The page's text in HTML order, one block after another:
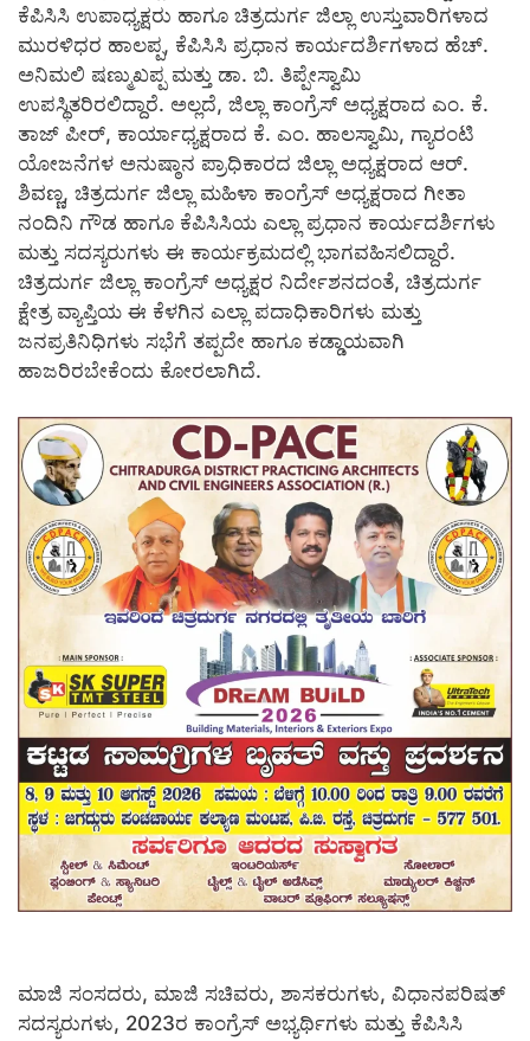
ಕೆಪಿಸಿಸಿ ಉಪಾಧ್ಯಕ್ಷರು ಹಾಗೂ ಚಿತ್ರದುರ್ಗ ಜಿಲ್ಲಾ ಉಸ್ತುವಾರಿಗಳಾದ
ಮುರಳಿಧರ ಹಾಲಪ್ಪ, ಕೆಪಿಸಿಸಿ ಪ್ರಧಾನ ಕಾರ್ಯದರ್ಶಿಗಳಾದ ಹೆಚ್.
ಅನಿಮಲಿ ಷಣ್ಮುಖಪ್ಪ ಮತ್ತು ಡಾ. ಬಿ. ತಿಪ್ಪೇಸ್ವಾಮಿ
ಉಪಸ್ಥಿತರಿರಲಿದ್ದಾರೆ. ಅಲ್ಲದೆ, ಜಿಲ್ಲಾ ಕಾಂಗ್ರೆಸ್ ಅಧ್ಯಕ್ಷರಾದ ಎಂ. ಕೆ.
ತಾಜ್‌ ಪೀರ್, ಕಾರ್ಯಾಧ್ಯಕ್ಷರಾದ ಕೆ. ಎಂ. ಹಾಲಸ್ವಾಮಿ, ಗ್ಯಾರಂಟಿ
ಯೋಜನೆಗಳ ಅನುಷ್ಠಾನ ಪ್ರಾಧಿಕಾರದ ಜಿಲ್ಲಾ ಅಧ್ಯಕ್ಷರಾದ ಆರ್.
ಶಿವಣ್ಣ, ಚಿತ್ರದುರ್ಗ ಜಿಲ್ಲಾ ಮಹಿಳಾ ಕಾಂಗ್ರೆಸ್ ಅಧ್ಯಕ್ಷರಾದ ಗೀತಾ
ನಂದಿನಿ ಗೌಡ ಹಾಗೂ ಕೆಪಿಸಿಸಿಯ ಎಲ್ಲಾ ಪ್ರಧಾನ ಕಾರ್ಯದರ್ಶಿಗಳು
ಮತ್ತು ಸದಸ್ಯರುಗಳು ಈ ಕಾರ್ಯಕ್ರಮದಲ್ಲಿ ಭಾಗವಹಿಸಲಿದ್ದಾರೆ.
ಚಿತ್ರದುರ್ಗ ಜಿಲ್ಲಾ ಕಾಂಗ್ರೆಸ್ ಅಧ್ಯಕ್ಷರ ನಿರ್ದೇಶನದಂತೆ, ಚಿತ್ರದುರ್ಗ
ಕ್ಷೇತ್ರ ವ್ಯಾಪ್ತಿಯ ಈ ಕೆಳಗಿನ ಎಲ್ಲಾ ಪದಾಧಿಕಾರಿಗಳು ಮತ್ತು
ಜನಪ್ರತಿನಿಧಿಗಳು ಸಭೆಗೆ ತಪ್ಪದೇ ಹಾಗೂ ಕಡ್ಡಾಯವಾಗಿ
ಹಾಜರಿರಬೇಕೆಂದು ಕೋರಲಾಗಿದೆ.
ಮಾಜಿ ಸಂಸದರು, ಮಾಜಿ ಸಚಿವರು, ಶಾಸಕರುಗಳು, ವಿಧಾನಪರಿಷತ್
ಸದಸ್ಯರುಗಳು, 2023ರ ಕಾಂಗ್ರೆಸ್ ಅಭ್ಯರ್ಥಿಗಳು ಮತ್ತು ಕೆಪಿಸಿಸಿ